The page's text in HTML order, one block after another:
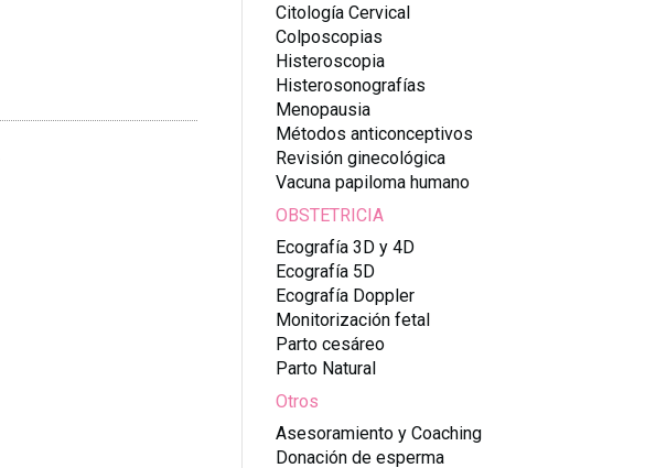
Citología Cervical
Colposcopias
Histeroscopia
Histerosonografías
Menopausia
Métodos anticonceptivos
Revisión ginecológica
Vacuna papiloma humano
OBSTETRICIA
Ecografía 3D y 4D
Ecografía 5D
Ecografía Doppler
Monitorización fetal
Parto cesáreo
Parto Natural
Otros
Asesoramiento y Coaching
Donación de esperma